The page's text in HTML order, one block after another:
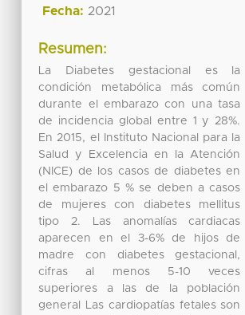
Fecha: 2021
Resumen:
La Diabetes gestacional es la
condición metabólica más común
durante el embarazo con una tasa
de incidencia global entre 1 y 28%.
En 2015, el Instituto Nacional para la
Salud y Excelencia en la Atención
(NICE) de los casos de diabetes en
el embarazo 5 % se deben a casos
de mujeres con diabetes mellitus
tipo 2. Las anomalías cardiacas
aparecen en el 3-6% de hijos de
madre con diabetes gestacional,
cifras al menos 5-10 veces
superiores a las de la población
general Las cardiopatías fetales son